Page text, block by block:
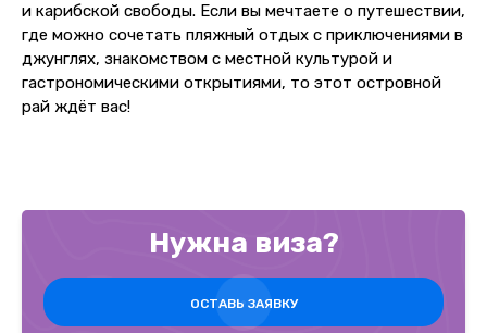
и карибской свободы. Если вы мечтаете о путешествии,
где можно сочетать пляжный отдых с приключениями в
джунглях, знакомством с местной культурой и
гастрономическими открытиями, то этот островной
рай ждёт вас!
Нужна виза?
ОСТАВЬ ЗАЯВКУ